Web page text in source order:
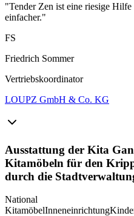
"Tender Zen ist eine riesige
einfacher."
FS
Friedrich Sommer
Vertriebskoordinator
LOUPZ GmbH & Co. KG
Ausstattung der Kita
Kitamöbeln für den
durch die
National
KitamöbelInneneinrichtung